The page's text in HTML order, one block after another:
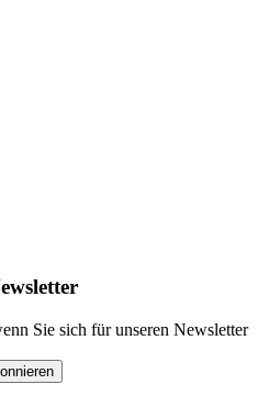
Sie sich für unseren Newsletter